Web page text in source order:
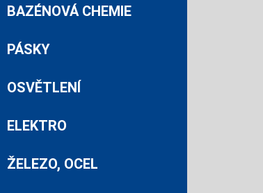
BAZÉNOVÁ CHEMIE
PÁSKY
OSVĚTLENÍ
ELEKTRO
ŽELEZO, OCEL